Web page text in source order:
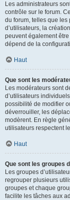
Les administrateurs
contrôle sur le forum.
du forum, telles que
d’utilisateurs, la
peuvent également
dépend de la
Haut
Que sont les
Les modérateurs sont
d’utilisateurs
possibilité de modifier
déverrouiller, les
modèrent. En règle
utilisateurs respectent
Haut
Que sont les groupes
Les groupes
regrouper plusieurs
groupes et chaque
facilite les tâches aux